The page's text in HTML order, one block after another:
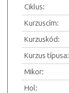
Ciklus:
Kurzuscím:
Kurzuskód:
Kurzus típusa:
Mikor:
Hol: